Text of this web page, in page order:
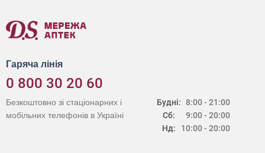
Гаряча лінія
0 800 30 20 60
Будні:
Сб:
Нд:
8:00 - 21:00
9:00 - 20:00
10:00 - 20:00
Безкоштовно зі стаціонарних і
мобільних телефонів в Україні